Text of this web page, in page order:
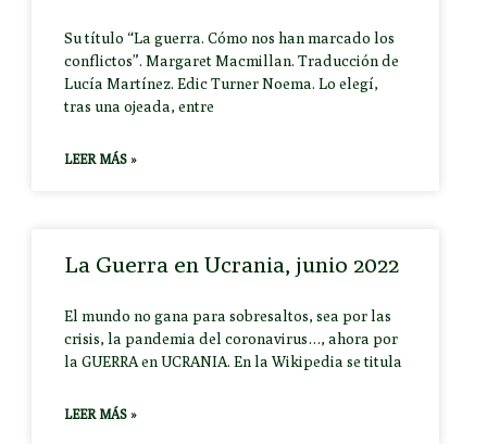
Su título “La guerra. Cómo nos han marcado los
conflictos”. Margaret Macmillan. Traducción de
Lucía Martínez. Edic Turner Noema. Lo elegí,
tras una ojeada, entre
LEER MÁS »
La Guerra en Ucrania, junio 2022
El mundo no gana para sobresaltos, sea por las
crisis, la pandemia del coronavirus…, ahora por
la GUERRA en UCRANIA. En la Wikipedia se titula
LEER MÁS »